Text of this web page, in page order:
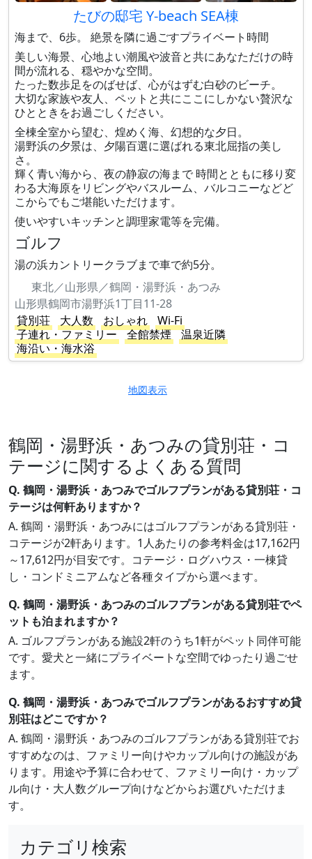
たびの邸宅 Y-beach SEA棟
海まで、6歩。 絶景を隣に過ごすプライベート時間
美しい海景、心地よい潮風や波音と共にあなただけの時
間が流れる、穏やかな空間。
たった数歩足をのばせば、心がはずむ白砂のビーチ。
大切な家族や友人、ペットと共にここにしかない贅沢な
ひとときをお過ごしください。
全棟全室から望む、煌めく海、幻想的な夕日。
湯野浜の夕景は、夕陽百選に選ばれる東北屈指の美し
さ。
輝く青い海から、夜の静寂の海まで 時間とともに移り変
わる大海原をリビングやバスルーム、バルコニーなどど
こからでもご堪能いただけます。
使いやすいキッチンと調理家電等を完備。
ゴルフ
湯の浜カントリークラブまで車で約5分。
東北／山形県／鶴岡・湯野浜・あつみ
山形県鶴岡市湯野浜1丁目11-28
貸別荘
大人数 おしゃれ
Wi-Fi
子連れ・ファミリー
全館禁煙
温泉近隣
海沿い・海水浴
地図表示
鶴岡・湯野浜・あつみの貸別荘・コ
テージに関するよくある質問
Q. 鶴岡・湯野浜・あつみでゴルフプランがある貸別荘・コ
テージは何軒ありますか？
A. 鶴岡・湯野浜・あつみにはゴルフプランがある貸別荘・
コテージが2軒あります。1人あたりの参考料金は17,162円
～17,612円が目安です。コテージ・ログハウス・一棟貸
し・コンドミニアムなど各種タイプから選べます。
Q. 鶴岡・湯野浜・あつみのゴルフプランがある貸別荘でペ
ットも泊まれますか？
A. ゴルフプランがある施設2軒のうち1軒がペット同伴可能
です。愛犬と一緒にプライベートな空間でゆったり過ごせ
ます。
Q. 鶴岡・湯野浜・あつみでゴルフプランがあるおすすめ貸
別荘はどこですか？
A. 鶴岡・湯野浜・あつみのゴルフプランがある貸別荘でお
すすめなのは、ファミリー向けやカップル向けの施設があ
ります。用途や予算に合わせて、ファミリー向け・カップ
ル向け・大人数グループ向けなどからお選びいただけま
す。
カテゴリ検索